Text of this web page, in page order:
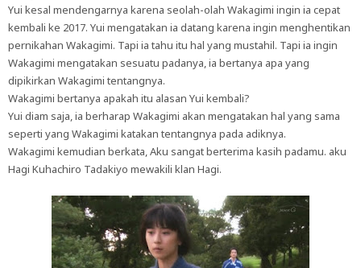
Yui kesal mendengarnya karena seolah-olah Wakagimi ingin ia cepat
kembali ke 2017. Yui mengatakan ia datang karena ingin menghentikan
pernikahan Wakagimi. Tapi ia tahu itu hal yang mustahil. Tapi ia ingin
Wakagimi mengatakan sesuatu padanya, ia bertanya apa yang
dipikirkan Wakagimi tentangnya.
Wakagimi bertanya apakah itu alasan Yui kembali?
Yui diam saja, ia berharap Wakagimi akan mengatakan hal yang sama
seperti yang Wakagimi katakan tentangnya pada adiknya.
Wakagimi kemudian berkata, Aku sangat berterima kasih padamu. aku
Hagi Kuhachiro Tadakiyo mewakili klan Hagi.